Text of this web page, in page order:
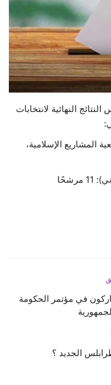
النهائية لانتخابات
المشاريع الإسلامية،
و30 متحدثاً يشاركون في مؤتمر الحكومة
الجديد ؟